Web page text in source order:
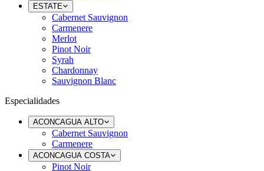
ESTATE
Cabernet Sauvignon
Carmenere
Merlot
Pinot Noir
Syrah
Chardonnay
Sauvignon Blanc
Especialidades
ACONCAGUA ALTO
Cabernet Sauvignon
Carmenere
ACONCAGUA COSTA
Pinot Noir